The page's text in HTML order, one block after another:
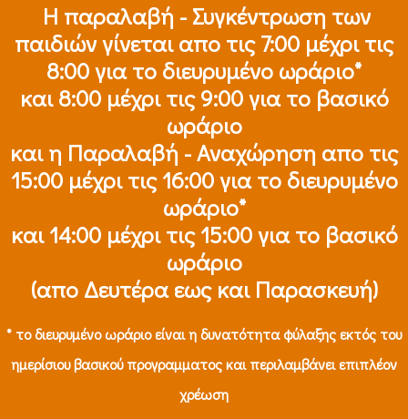
Η παραλαβή - Συγκέντρωση των
παιδιών γίνεται απο τις 7:00 μέχρι τις
8:00 για το διευρυμένο ωράριο*
και 8:00 μέχρι τις 9:00 για το βασικό
ωράριο
και η Παραλαβή - Αναχώρηση απο τις
15:00 μέχρι τις 16:00 για το διευρυμένο
ωράριο*
και 14:00 μέχρι τις 15:00 για το βασικό
ωράριο
(απο Δευτέρα εως και Παρασκευή)
* το διευρυμένο ωράριο είναι η δυνατότητα φύλαξης εκτός του
ημερίσιου βασικού προγραμματος και περιλαμβάνει επιπλέον
χρέωση